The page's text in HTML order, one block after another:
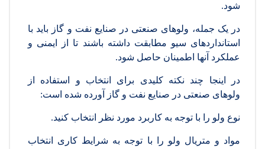
شود.
در یک جمله، ولوهای صنعتی در صنایع نفت و گاز باید با
استانداردهای سیو مطابقت داشته باشند تا از ایمنی و
عملکرد آنها اطمینان حاصل شود.
در اینجا چند نکته کلیدی برای انتخاب و استفاده از
ولوهای صنعتی در صنایع نفت و گاز آورده شده است:
نوع ولو را با توجه به کاربرد مورد نظر انتخاب کنید.
مواد و متریال ولو را با توجه به شرایط کاری انتخاب